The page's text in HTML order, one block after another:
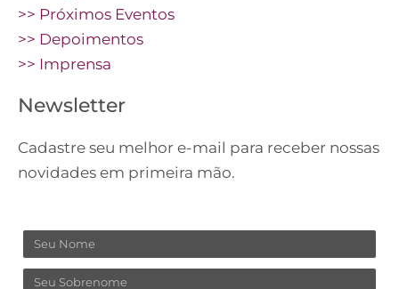
>> Próximos Eventos
>> Depoimentos
>> Imprensa
Newsletter
Cadastre seu melhor e-mail para receber nossas
novidades em primeira mão.
Nome
Sobrenome